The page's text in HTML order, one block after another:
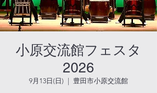
小原交流館フェスタ
2026
9月13日(日)
  |
豊田市小原交流館